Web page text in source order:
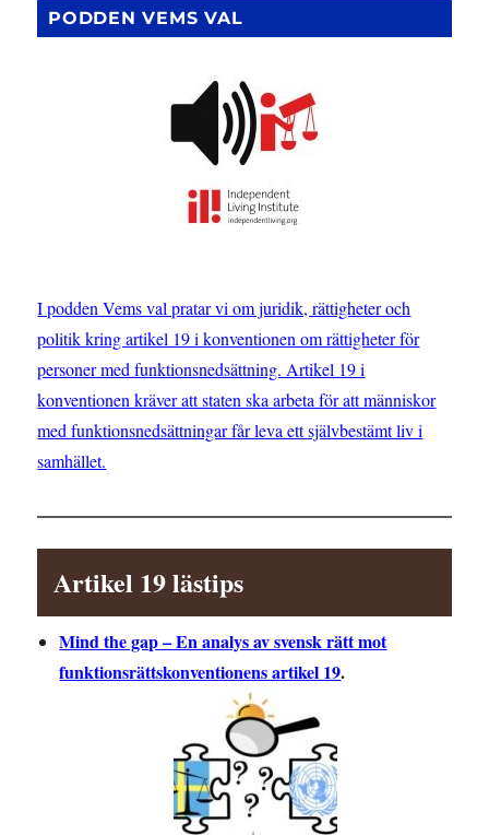
PODDEN VEMS VAL
I podden Vems val pratar vi om juridik, rättigheter och
politik kring artikel 19 i konventionen om rättigheter för
personer med funktionsnedsättning. Artikel 19 i
konventionen kräver att staten ska arbeta för att människor
med funktionsnedsättningar får leva ett självbestämt liv i
samhället.
Artikel 19 lästips
Mind the gap – En analys av svensk rätt mot
funktionsrättskonventionens artikel 19.